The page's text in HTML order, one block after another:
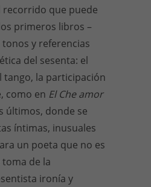
recorrido que puede
primeros libros –
y referencias
del sesenta: el
tango, la participación
como en El Che amor
últimos, donde se
íntimas, inusuales
un poeta que no es
de la
ironía y